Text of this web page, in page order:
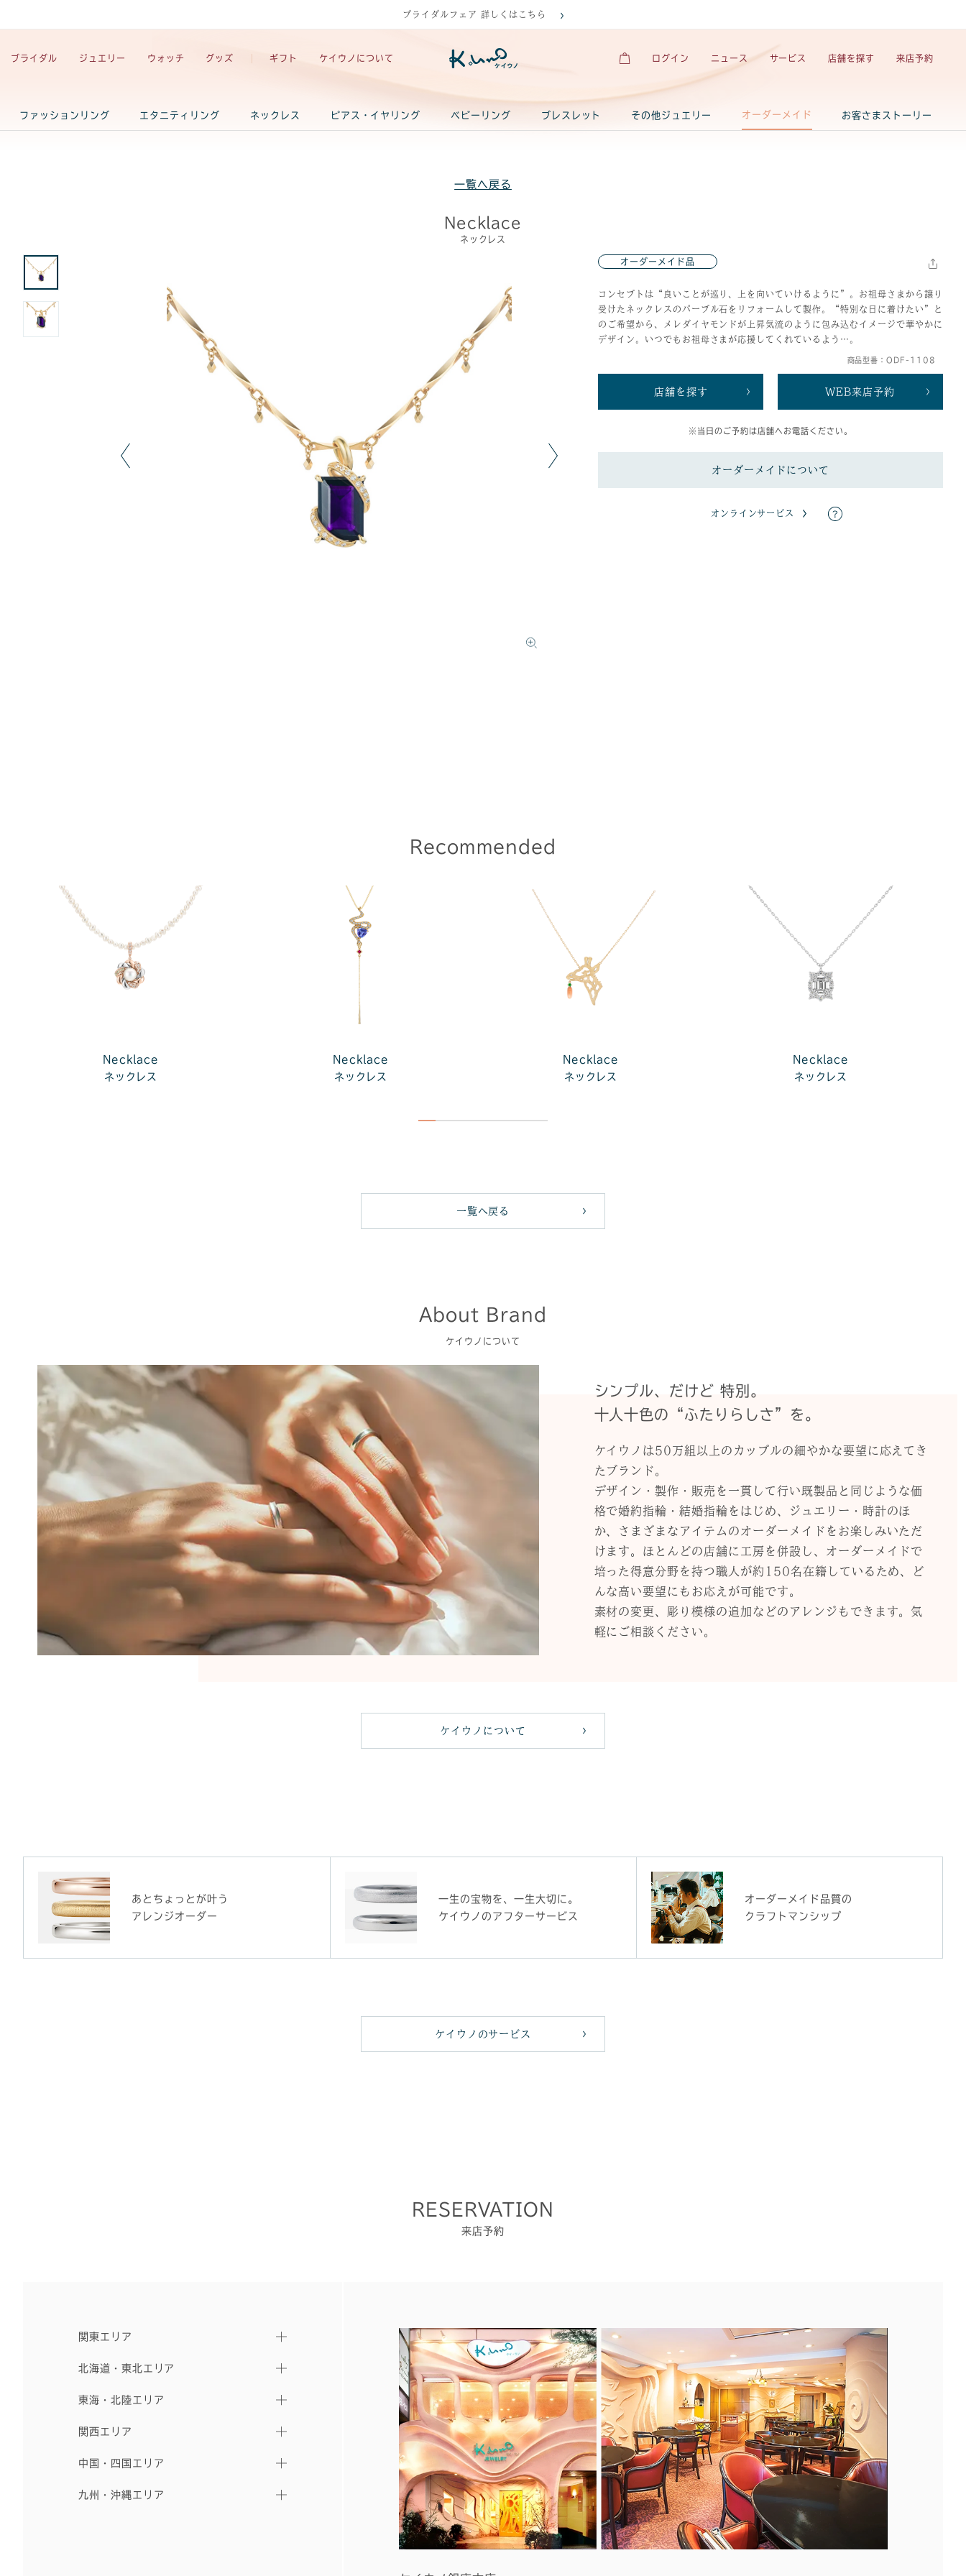
ブライダルフェア 詳しくはこちら
ブライダル ジュエリー ウォッチ グッズ ギフト ケイウノについて ログイン ニュース サービス 店舗を探す 来店予約
ファッションリング エタニティリング ネックレス ピアス・イヤリング ベビーリング ブレスレット その他ジュエリー オーダーメイド お客さまストーリー
一覧へ戻る
Necklace
ネックレス
オーダーメイド品
コンセプトは“良いことが巡り、上を向いていけるように”。お祖母さまから譲り
受けたネックレスのパープル石をリフォームして製作。“特別な日に着けたい”と
のご希望から、メレダイヤモンドが上昇気流のように包み込むイメージで華やかに
デザイン。いつでもお祖母さまが応援してくれているよう…。
商品型番：ODF-1108
店舗を探す WEB来店予約
※当日のご予約は店舗へお電話ください。
オーダーメイドについて
オンラインサービス
Recommended
Necklace
ネックレス
Necklace
ネックレス
Necklace
ネックレス
Necklace
ネックレス
一覧へ戻る
About Brand
ケイウノについて
シンプル、だけど 特別。
十人十色の“ふたりらしさ”を。
ケイウノは50万組以上のカップルの細やかな要望に応えてき
たブランド。
デザイン・製作・販売を一貫して行い既製品と同じような価
格で婚約指輪・結婚指輪をはじめ、ジュエリー・時計のほ
か、さまざまなアイテムのオーダーメイドをお楽しみいただ
けます。ほとんどの店舗に工房を併設し、オーダーメイドで
培った得意分野を持つ職人が約150名在籍しているため、ど
んな高い要望にもお応えが可能です。
素材の変更、彫り模様の追加などのアレンジもできます。気
軽にご相談ください。
ケイウノについて
あとちょっとが叶う
アレンジオーダー
一生の宝物を、一生大切に。
ケイウノのアフターサービス
オーダーメイド品質の
クラフトマンシップ
ケイウノのサービス
RESERVATION
来店予約
関東エリア
北海道・東北エリア
東海・北陸エリア
関西エリア
中国・四国エリア
九州・沖縄エリア